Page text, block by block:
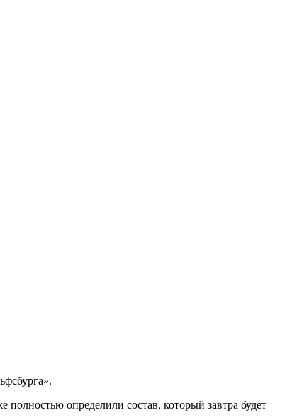
определили состав, который завтра будет